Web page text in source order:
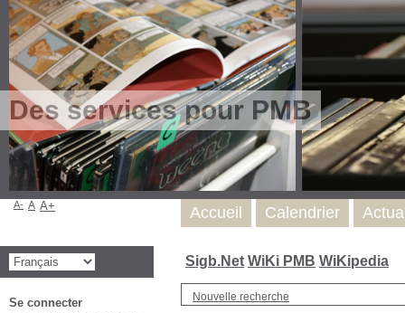
Des services pour PMB
Sigb.Net WiKi PMB WiKipedia
Nouvelle recherche
Accueil Calendrier
A- A A+
Se connecter